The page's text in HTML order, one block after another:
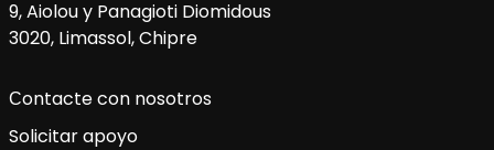
9, Aiolou y Panagioti Diomidous
3020, Limassol, Chipre
Сontacte con nosotros
Solicitar apoyo